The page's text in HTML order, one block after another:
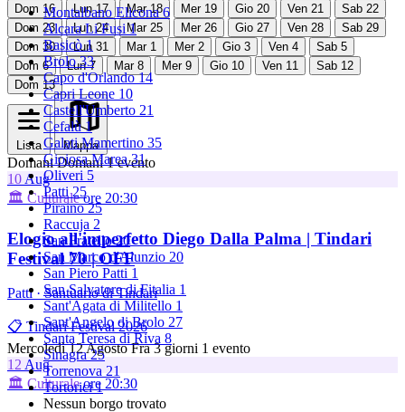
Montalbano Elicona 6
Alcara Li Fusi 1
Basicò 1
Brolo 33
Capo d'Orlando 14
Capri Leone 10
Castell'Umberto 21
Cefalù 1
Galati Mamertino 35
Gioiosa Marea 31
Oliveri 5
Patti 25
Piraino 25
Raccuja 2
San Fratello 20
San Marco d'Alunzio 20
San Piero Patti 1
San Salvatore di Fitalia 1
Sant'Agata di Militello 1
Sant'Angelo di Brolo 27
Santa Teresa di Riva 8
Sinagra 25
Torrenova 21
Tortorici 1
Nessun borgo trovato
Dom 16 Lun 17 Mar 18 Mer 19 Gio 20 Ven 21 Sab 22
Dom 23 Lun 24 Mar 25 Mer 26 Gio 27 Ven 28 Sab 29
Dom 30 Lun 31 Mar 1 Mer 2 Gio 3 Ven 4 Sab 5
Dom 6 Lun 7 Mar 8 Mer 9 Gio 10 Ven 11 Sab 12
Dom 13
Lista Mappa
Domani Domani 1 evento
10 Aug
🏛️ Culturale ore 20:30
Elogio all'imperfetto Diego Dalla Palma | Tindari
Festival 70 | OFF
Patti · Santuario di Tindari
📋 Tindari Festival 2026
Mercoledì 12 Agosto Fra 3 giorni 1 evento
12 Aug
🏛️ Culturale ore 20:30